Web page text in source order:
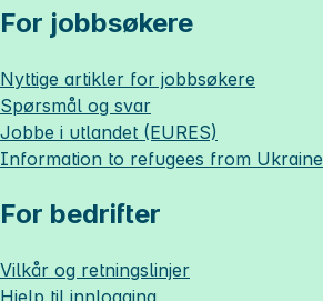
For jobbsøkere
Nyttige artikler for jobbsøkere
Spørsmål og svar
Jobbe i utlandet (EURES)
Information to refugees from Ukraine
For bedrifter
Vilkår og retningslinjer
Hjelp til innlogging